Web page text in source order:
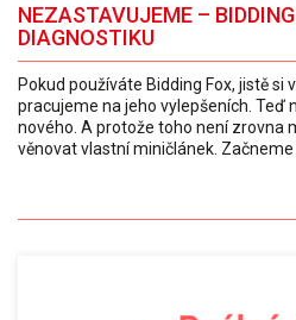
NEZASTAVUJEME –
DIAGNOSTIKU
Pokud používáte Bidding Fox, jistě si
pracujeme na jeho vylepšeních. Teď
nového. A protože toho není zrovna
věnovat vlastní miničlánek. Začneme